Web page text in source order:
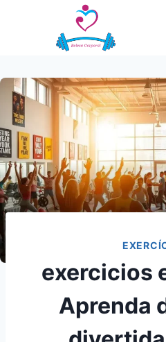
exercicios
Aprenda